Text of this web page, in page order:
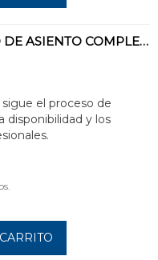
LLAVE DE PASO DE ASIENTO COMPLETA NIRON DIÁMETRO 25
el proceso de
disponibilidad y los